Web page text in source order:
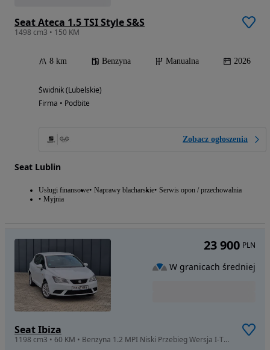
Seat Ateca 1.5 TSI Style S&S
1498 cm3 • 150 KM
8 km Benzyna Manualna 2026
Świdnik (Lubelskie)
Firma • Podbite
Zobacz ogłoszenia
Seat Lublin
Usługi finansowe Naprawy blacharskie Serwis opon / przechowalnia
Myjnia
Seat Ibiza
1198 cm3 • 60 KM • Benzyna 1.2 MPI Niski Przebieg Wersja I-TECH Po Serwisie
23 900 PLN
W granicach średniej